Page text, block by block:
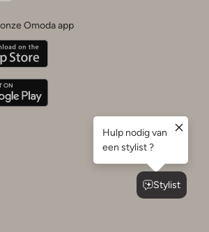
Omoda app